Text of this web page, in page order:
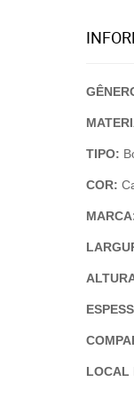
TIPO:
COR:
LOCAL